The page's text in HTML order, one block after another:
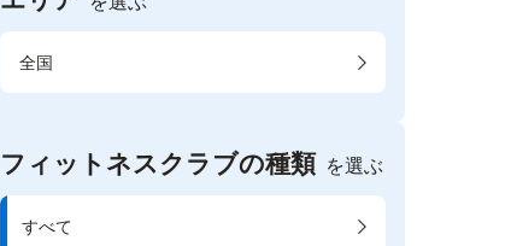
全国
フィットネスクラブの種類 を選ぶ
すべて